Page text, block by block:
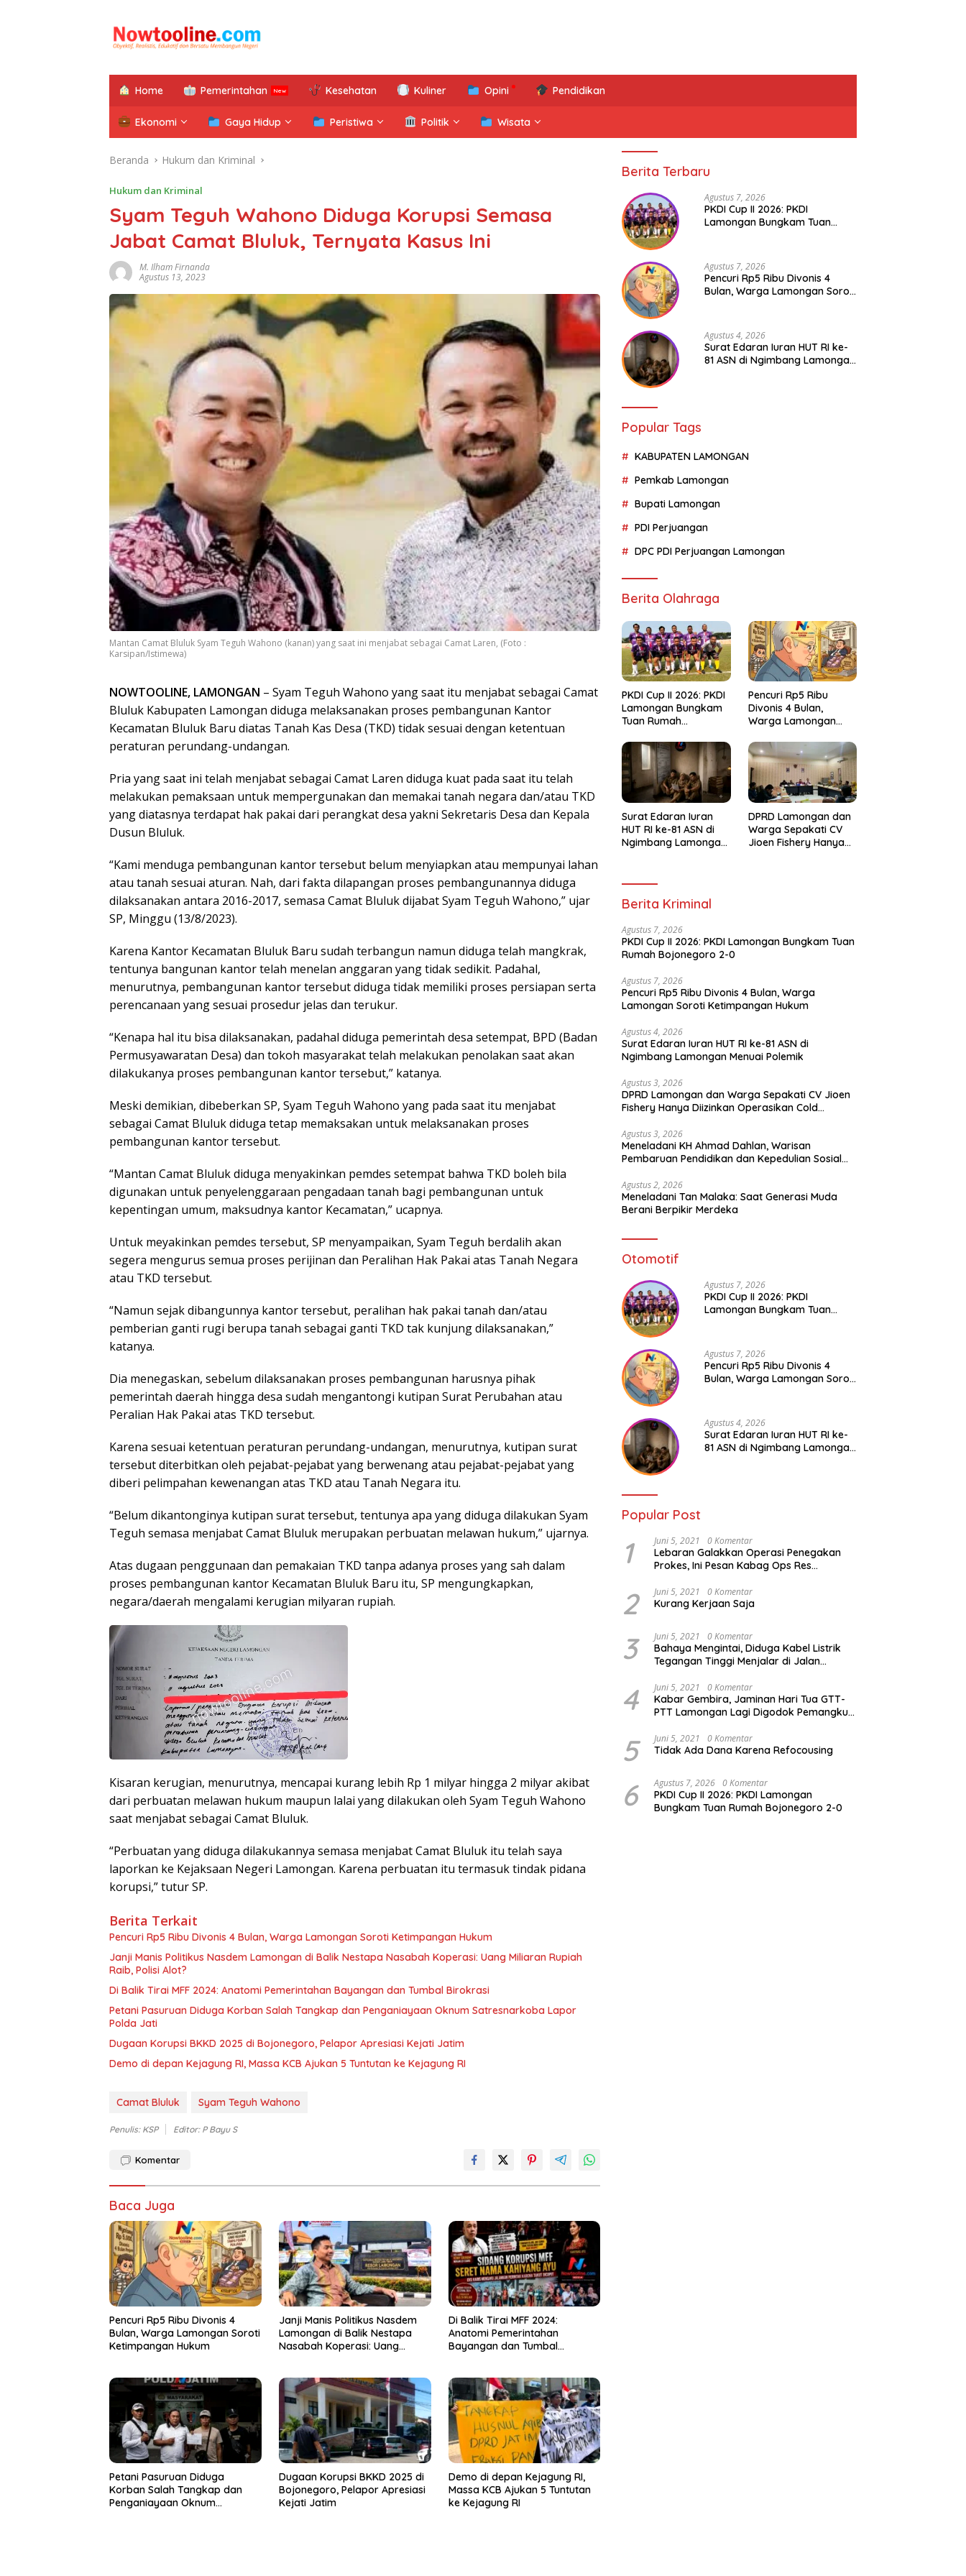
Home Pemerintahan Kesehatan Kuliner Opini Pendidikan
Ekonomi Gaya Hidup Peristiwa Politik Wisata
Beranda Hukum dan Kriminal
Hukum dan Kriminal
Syam Teguh Wahono Diduga Korupsi Semasa
Jabat Camat Bluluk, Ternyata Kasus Ini
M. Ilham Firnanda
Agustus 13, 2023
Mantan Camat Bluluk Syam Teguh Wahono (kanan) yang saat ini menjabat sebagai Camat Laren, (Foto :
Karsipan/Istimewa)
NOWTOOLINE, LAMONGAN – Syam Teguh Wahono yang saat itu menjabat sebagai Camat
Bluluk Kabupaten Lamongan diduga melaksanakan proses pembangunan Kantor
Kecamatan Bluluk Baru diatas Tanah Kas Desa (TKD) tidak sesuai dengan ketentuan
peraturan perundang-undangan.
Pria yang saat ini telah menjabat sebagai Camat Laren diduga kuat pada saat itu telah
melakukan pemaksaan untuk mempergunakan dan memakai tanah negara dan/atau TKD
yang diatasnya terdapat hak pakai dari perangkat desa yakni Sekretaris Desa dan Kepala
Dusun Bluluk.
“Kami menduga pembangunan kantor tersebut belum menyiapkan atau mempunyai lahan
atau tanah sesuai aturan. Nah, dari fakta dilapangan proses pembangunannya diduga
dilaksanakan antara 2016-2017, semasa Camat Bluluk dijabat Syam Teguh Wahono,” ujar
SP, Minggu (13/8/2023).
Karena Kantor Kecamatan Bluluk Baru sudah terbangun namun diduga telah mangkrak,
tentunya bangunan kantor telah menelan anggaran yang tidak sedikit. Padahal,
menurutnya, pembangunan kantor tersebut diduga tidak memiliki proses persiapan serta
perencanaan yang sesuai prosedur jelas dan terukur.
“Kenapa hal itu bisa dilaksanakan, padahal diduga pemerintah desa setempat, BPD (Badan
Permusyawaratan Desa) dan tokoh masyarakat telah melakukan penolakan saat akan
dilakukanya proses pembangunan kantor tersebut,” katanya.
Meski demikian, dibeberkan SP, Syam Teguh Wahono yang pada saat itu menjabat
sebagai Camat Bluluk diduga tetap memaksakan untuk melaksanakan proses
pembangunan kantor tersebut.
“Mantan Camat Bluluk diduga menyakinkan pemdes setempat bahwa TKD boleh bila
digunakan untuk penyelenggaraan pengadaan tanah bagi pembangunan untuk
kepentingan umum, maksudnya kantor Kecamatan,” ucapnya.
Untuk meyakinkan pemdes tersebut, SP menyampaikan, Syam Teguh berdalih akan
segera mengurus semua proses perijinan dan Peralihan Hak Pakai atas Tanah Negara
atau TKD tersebut.
“Namun sejak dibangunnya kantor tersebut, peralihan hak pakai tanah dan/atau
pemberian ganti rugi berupa tanah sebagai ganti TKD tak kunjung dilaksanakan,”
katanya.
Dia menegaskan, sebelum dilaksanakan proses pembangunan harusnya pihak
pemerintah daerah hingga desa sudah mengantongi kutipan Surat Perubahan atau
Peralian Hak Pakai atas TKD tersebut.
Karena sesuai ketentuan peraturan perundang-undangan, menurutnya, kutipan surat
tersebut diterbitkan oleh pejabat-pejabat yang berwenang atau pejabat-pejabat yang
diberi pelimpahan kewenangan atas TKD atau Tanah Negara itu.
“Belum dikantonginya kutipan surat tersebut, tentunya apa yang diduga dilakukan Syam
Teguh semasa menjabat Camat Bluluk merupakan perbuatan melawan hukum,” ujarnya.
Atas dugaan penggunaan dan pemakaian TKD tanpa adanya proses yang sah dalam
proses pembangunan kantor Kecamatan Bluluk Baru itu, SP mengungkapkan,
negara/daerah mengalami kerugian milyaran rupiah.
Kisaran kerugian, menurutnya, mencapai kurang lebih Rp 1 milyar hingga 2 milyar akibat
dari perbuatan melawan hukum maupun lalai yang dilakukan oleh Syam Teguh Wahono
saat menjabat sebagai Camat Bluluk.
“Perbuatan yang diduga dilakukannya semasa menjabat Camat Bluluk itu telah saya
laporkan ke Kejaksaan Negeri Lamongan. Karena perbuatan itu termasuk tindak pidana
korupsi,” tutur SP.
Berita Terkait
Pencuri Rp5 Ribu Divonis 4 Bulan, Warga Lamongan Soroti Ketimpangan Hukum
Janji Manis Politikus Nasdem Lamongan di Balik Nestapa Nasabah Koperasi: Uang Miliaran Rupiah
Raib, Polisi Alot?
Di Balik Tirai MFF 2024: Anatomi Pemerintahan Bayangan dan Tumbal Birokrasi
Petani Pasuruan Diduga Korban Salah Tangkap dan Penganiayaan Oknum Satresnarkoba Lapor
Polda Jati
Dugaan Korupsi BKKD 2025 di Bojonegoro, Pelapor Apresiasi Kejati Jatim
Demo di depan Kejagung RI, Massa KCB Ajukan 5 Tuntutan ke Kejagung RI
Camat Bluluk Syam Teguh Wahono
Penulis: KSP Editor: P Bayu S
Komentar
Baca Juga
Pencuri Rp5 Ribu Divonis 4
Bulan, Warga Lamongan Soroti
Ketimpangan Hukum
Janji Manis Politikus Nasdem
Lamongan di Balik Nestapa
Nasabah Koperasi: Uang
Di Balik Tirai MFF 2024:
Anatomi Pemerintahan
Bayangan dan Tumbal
Petani Pasuruan Diduga
Korban Salah Tangkap dan
Penganiayaan Oknum
Dugaan Korupsi BKKD 2025 di
Bojonegoro, Pelapor Apresiasi
Kejati Jatim
Demo di depan Kejagung RI,
Massa KCB Ajukan 5 Tuntutan
ke Kejagung RI
Berita Terbaru
Agustus 7, 2026
PKDI Cup II 2026: PKDI
Lamongan Bungkam Tuan
Agustus 7, 2026
Pencuri Rp5 Ribu Divonis 4
Bulan, Warga Lamongan Soroti
Agustus 4, 2026
Surat Edaran Iuran HUT RI ke-
81 ASN di Ngimbang Lamongan
Popular Tags
KABUPATEN LAMONGAN
Pemkab Lamongan
Bupati Lamongan
PDI Perjuangan
DPC PDI Perjuangan Lamongan
Berita Olahraga
PKDI Cup II 2026: PKDI
Lamongan Bungkam
Tuan Rumah
Pencuri Rp5 Ribu
Divonis 4 Bulan,
Warga Lamongan
Hukum
Surat Edaran Iuran
HUT RI ke-81 ASN di
Ngimbang Lamongan
DPRD Lamongan dan
Warga Sepakati CV
Jioen Fishery Hanya
Berita Kriminal
Agustus 7, 2026
PKDI Cup II 2026: PKDI Lamongan Bungkam Tuan
Rumah Bojonegoro 2-0
Agustus 7, 2026
Pencuri Rp5 Ribu Divonis 4 Bulan, Warga
Lamongan Soroti Ketimpangan Hukum
Agustus 4, 2026
Surat Edaran Iuran HUT RI ke-81 ASN di
Ngimbang Lamongan Menuai Polemik
Agustus 3, 2026
DPRD Lamongan dan Warga Sepakati CV Jioen
Fishery Hanya Diizinkan Operasikan Cold
Agustus 3, 2026
Meneladani KH Ahmad Dahlan, Warisan
Pembaruan Pendidikan dan Kepedulian Sosial
Agustus 2, 2026
Meneladani Tan Malaka: Saat Generasi Muda
Berani Berpikir Merdeka
Otomotif
Agustus 7, 2026
PKDI Cup II 2026: PKDI
Lamongan Bungkam Tuan
Agustus 7, 2026
Pencuri Rp5 Ribu Divonis 4
Bulan, Warga Lamongan Soroti
Agustus 4, 2026
Surat Edaran Iuran HUT RI ke-
81 ASN di Ngimbang Lamongan
Popular Post
1 Juni 5, 2021 0 Komentar
Lebaran Galakkan Operasi Penegakan
Prokes, Ini Pesan Kabag Ops Res
2 Juni 5, 2021 0 Komentar
Kurang Kerjaan Saja
3 Juni 5, 2021 0 Komentar
Bahaya Mengintai, Diduga Kabel Listrik
Tegangan Tinggi Menjalar di Jalan
4 Juni 5, 2021 0 Komentar
Kabar Gembira, Jaminan Hari Tua GTT-
PTT Lamongan Lagi Digodok Pemangku
5 Juni 5, 2021 0 Komentar
Tidak Ada Dana Karena Refocousing
6 Agustus 7, 2026 0 Komentar
PKDI Cup II 2026: PKDI Lamongan
Bungkam Tuan Rumah Bojonegoro 2-0